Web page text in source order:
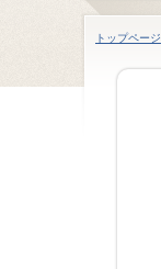
トップページ